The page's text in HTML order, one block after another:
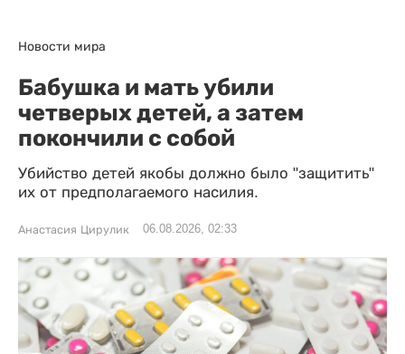
Новости мира
Бабушка и мать убили
четверых детей, а затем
покончили с собой
Убийство детей якобы должно было "защитить"
их от предполагаемого насилия.
Анастасия Цирулик 06.08.2026, 02:33